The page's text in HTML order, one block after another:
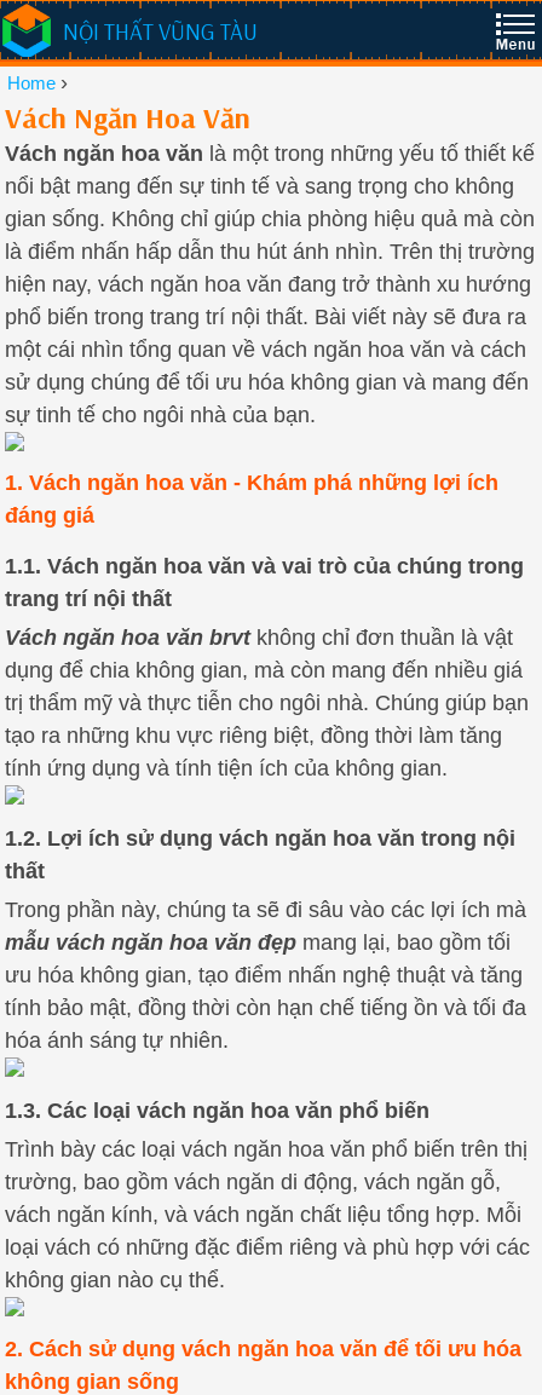
NỘI THẤT VŨNG TÀU
Home ›
Vách Ngăn Hoa Văn
Vách ngăn hoa văn là một trong những yếu tố thiết kế
nổi bật mang đến sự tinh tế và sang trọng cho không
gian sống. Không chỉ giúp chia phòng hiệu quả mà còn
là điểm nhấn hấp dẫn thu hút ánh nhìn. Trên thị trường
hiện nay, vách ngăn hoa văn đang trở thành xu hướng
phổ biến trong trang trí nội thất. Bài viết này sẽ đưa ra
một cái nhìn tổng quan về vách ngăn hoa văn và cách
sử dụng chúng để tối ưu hóa không gian và mang đến
sự tinh tế cho ngôi nhà của bạn.
1. Vách ngăn hoa văn - Khám phá những lợi ích
đáng giá
1.1. Vách ngăn hoa văn và vai trò của chúng trong
trang trí nội thất
Vách ngăn hoa văn brvtkhông chỉ đơn thuần là vật
dụng để chia không gian, mà còn mang đến nhiều giá
trị thẩm mỹ và thực tiễn cho ngôi nhà. Chúng giúp bạn
tạo ra những khu vực riêng biệt, đồng thời làm tăng
tính ứng dụng và tính tiện ích của không gian.
1.2. Lợi ích sử dụng vách ngăn hoa văn trong nội
thất
Trong phần này, chúng ta sẽ đi sâu vào các lợi ích mà
mẫu vách ngăn hoa văn đẹp mang lại, bao gồm tối
ưu hóa không gian, tạo điểm nhấn nghệ thuật và tăng
tính bảo mật, đồng thời còn hạn chế tiếng ồn và tối đa
hóa ánh sáng tự nhiên.
1.3. Các loại vách ngăn hoa văn phổ biến
Trình bày các loại vách ngăn hoa văn phổ biến trên thị
trường, bao gồm vách ngăn di động, vách ngăn gỗ,
vách ngăn kính, và vách ngăn chất liệu tổng hợp. Mỗi
loại vách có những đặc điểm riêng và phù hợp với các
không gian nào cụ thể.
2. Cách sử dụng vách ngăn hoa văn để tối ưu hóa
không gian sống